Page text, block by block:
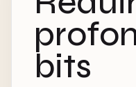
bits